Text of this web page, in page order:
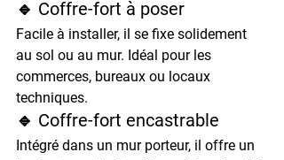
🔹 Coffre-fort à poser
Facile à installer, il se fixe solidement
au sol ou au mur. Idéal pour les
commerces, bureaux ou locaux
techniques.
🔹 Coffre-fort encastrable
Intégré dans un mur porteur, il offre un